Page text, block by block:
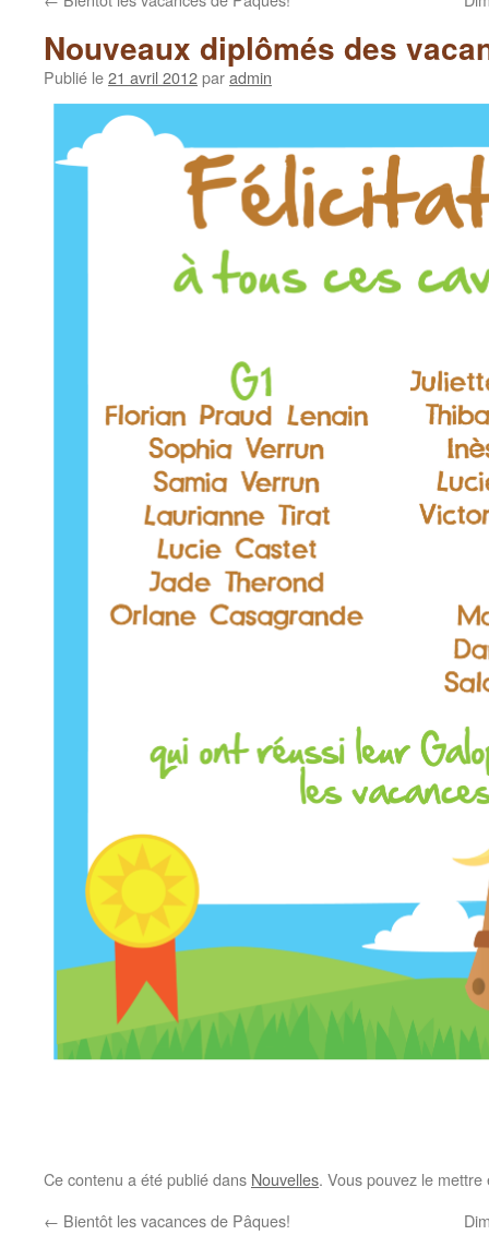
Nouveaux diplômés des
Publié le21 avril 2012paradmin
Ce contenu a été publié dans Nouvelles. Vous pouvez le
← Bientôt les vacances de Pâques!